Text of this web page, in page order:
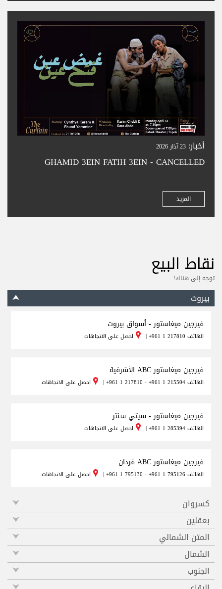
أخبار: 23 آذار 2026
GHAMID 3EIN FATIH 3EIN - CANCELLED
المزيد
نقاط البيع
توجه إلى هناك!
بيروت
فيرجين ميغاستور - أسواق بيروت
الهاتف +961 1 217810
| احصل على الاتجاهات
فيرجين ميغاستور ABC الأشرفية
الهاتف+961 1 217810 - +961 1 215504
| احصل على الاتجاهات
فيرجين ميغاستور - سيتي سنتر
الهاتف+961 1 285394
| احصل على الاتجاهات
فيرجين ميغاستور ABC فردان
الهاتف+961 1 795130 - +961 1 795126
| احصل على الاتجاهات
كسروان
بعقلين
المتن الشمالي
الشمال
الجنوب